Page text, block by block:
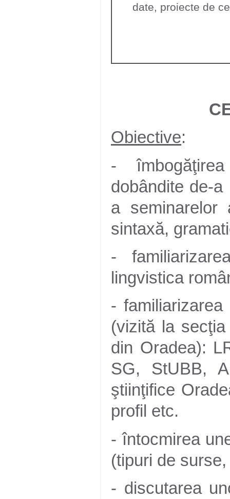
date, proiecte de
Obiective:
-
dobândite de-
a seminarelor
sintaxă,
-
lingvistica
-
(vizită la
din Oradea):
SG, StUBB,
ştiinţifice
profil etc.
- întocmirea
(tipuri de
- discutarea